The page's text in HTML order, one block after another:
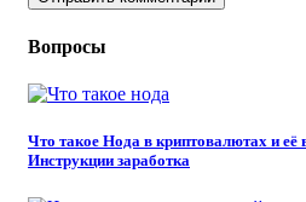
Вопросы
Что такое Нода в криптовалютах и
Инструкции заработка